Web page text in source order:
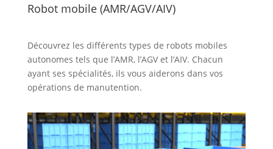
Robot mobile (AMR/AGV/AIV)
Découvrez les différents types de robots mobiles
autonomes tels que l’AMR, l’AGV et l’AIV. Chacun
ayant ses spécialités, ils vous aiderons dans vos
opérations de manutention.